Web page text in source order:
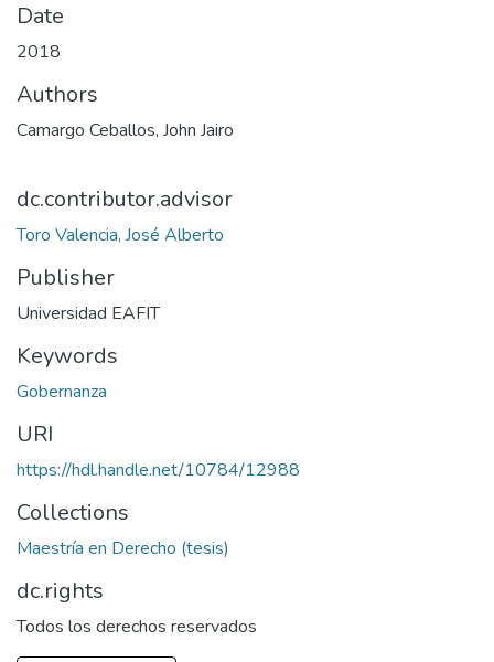
Date
2018
Authors
Camargo Ceballos, John Jairo
dc.contributor.advisor
Toro Valencia, José Alberto
Publisher
Universidad EAFIT
Keywords
Gobernanza
URI
https://hdl.handle.net/10784/12988
Collections
Maestría en Derecho (tesis)
dc.rights
Todos los derechos reservados